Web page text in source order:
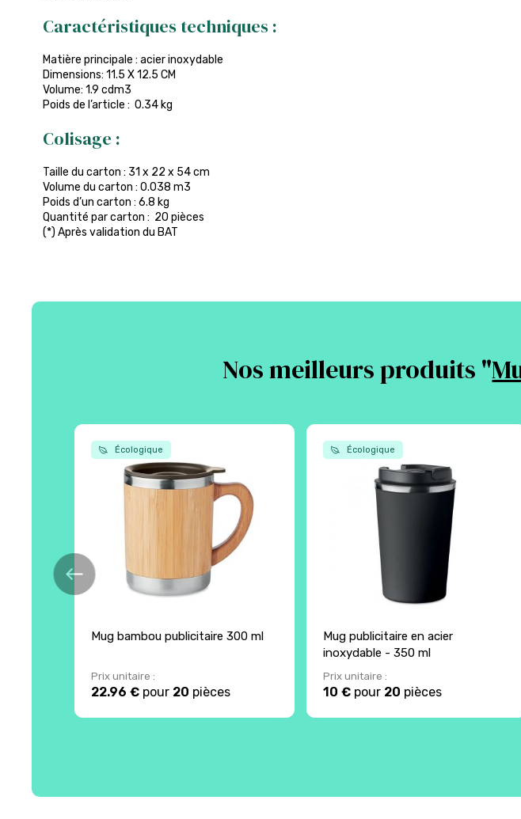
Caractéristiques techniques :
Matière principale : acier inoxydable
Dimensions: 11.5 X 12.5 CM
Volume: 1.9 cdm3
Poids de l’article : 0.34 kg
Colisage :
Taille du carton : 31 x 22 x 54 cm
Volume du carton : 0.038 m3
Poids d’un carton : 6.8 kg
Quantité par carton : 20 pièces
(*) Après validation du BAT
Nos meilleurs produits "
Écologique
Mug bambou publicitaire 300 ml
Prix unitaire :
22.96 € pour 20 pièces
Écologique
Mug publicitaire en acier
inoxydable - 350 ml
Prix unitaire :
10 €pour 20 pièces